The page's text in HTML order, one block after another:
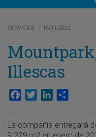
SERVICIOS | 15/11/2022
Illescas
Facebook
TwitterLinkedIn
La compañía entregará
9.279 m2 en enero de